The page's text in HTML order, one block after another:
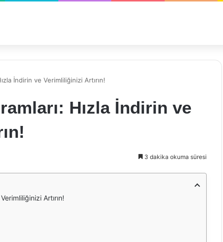
İndirin ve Verimliliğinizi Artırın!
Hızla İndirin ve
3 dakika okuma süresi
Artırın!